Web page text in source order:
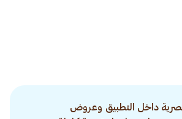
داخل التطبيق وعروض